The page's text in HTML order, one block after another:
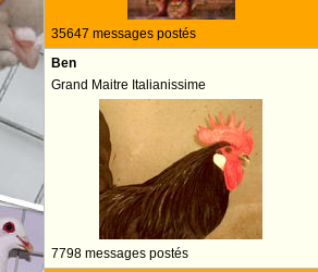
35647 messages postés
Ben
Grand Maitre Italianissime
7798 messages postés